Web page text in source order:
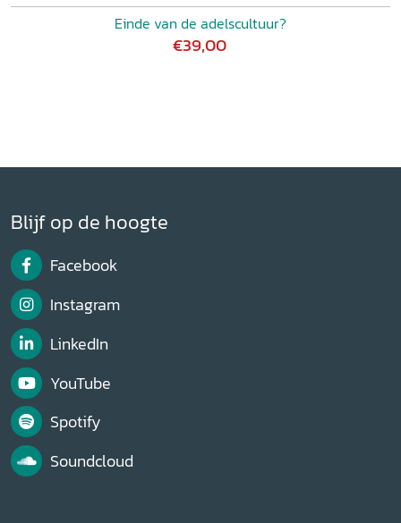
Einde van de adelscultuur?
€39,00
Blijf op de hoogte
Facebook
Instagram
LinkedIn
YouTube
Spotify
Soundcloud